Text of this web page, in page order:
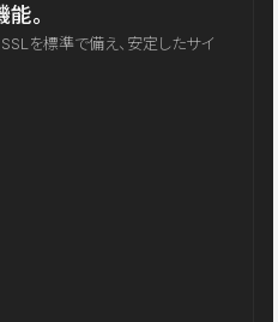
。
を標準で備え、安定したサイ